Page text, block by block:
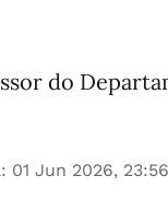
do
: 01 Jun 2026, 23:56